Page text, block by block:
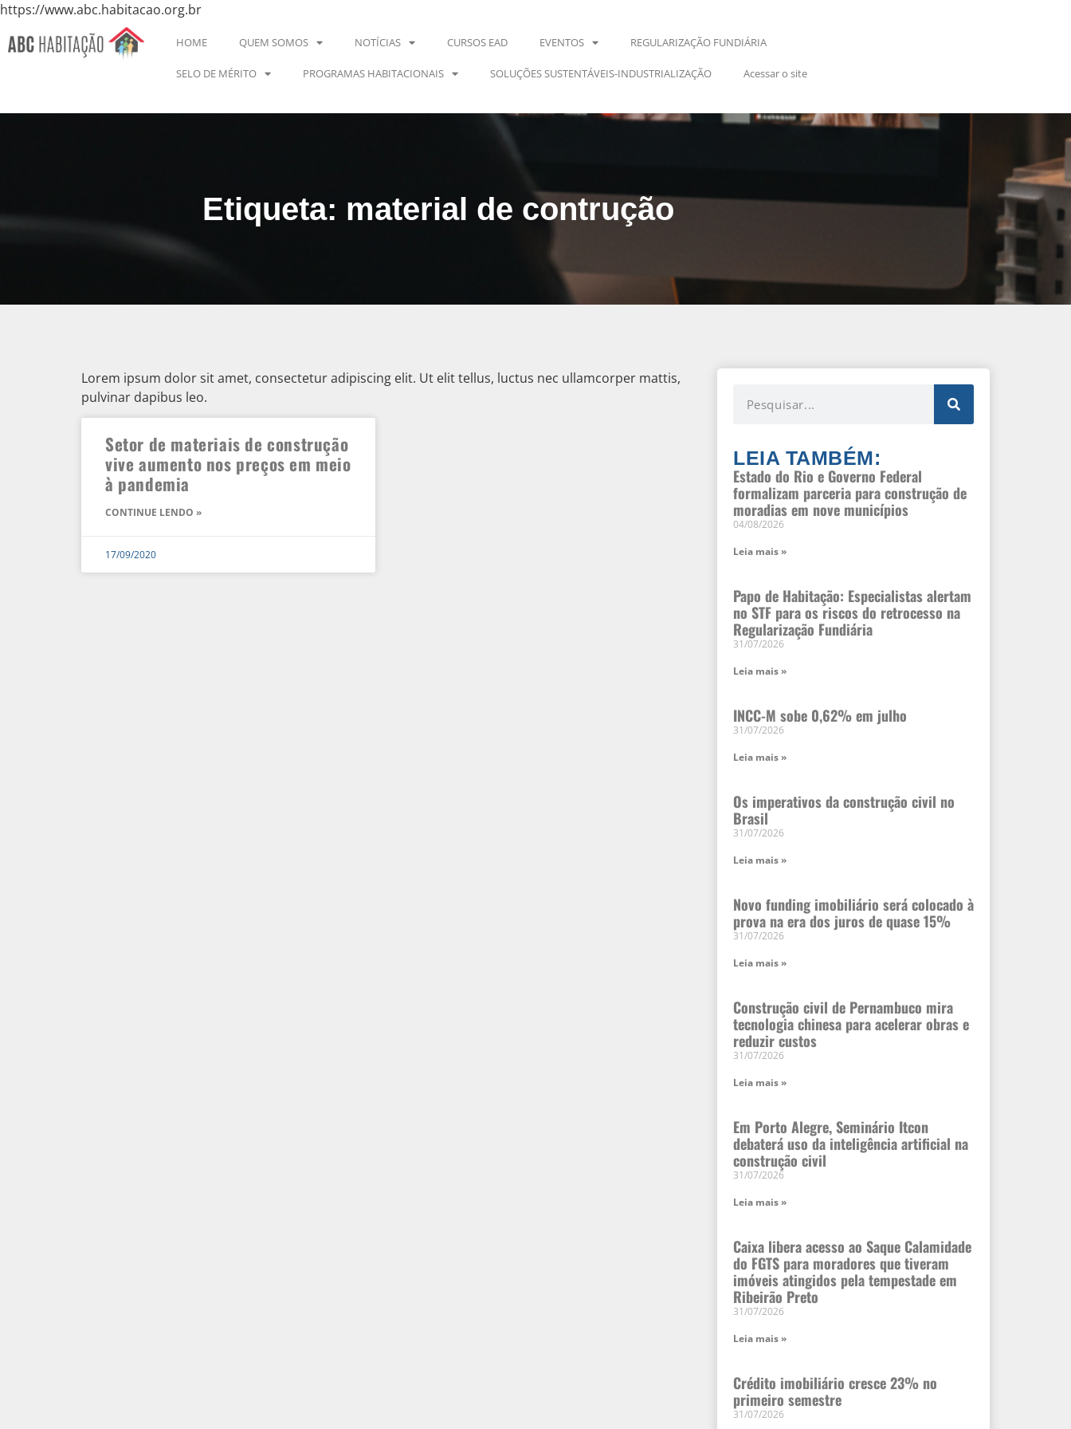
https://www.abc.habitacao.org.br
HOME QUEM SOMOS NOTÍCIAS CURSOS EAD EVENTOS REGULARIZAÇÃO FUNDIÁRIA
SELO DE MÉRITO PROGRAMAS HABITACIONAIS SOLUÇÕES SUSTENTÁVEIS-INDUSTRIALIZAÇÃO Acessar o site
Etiqueta: material de contrução
Lorem ipsum dolor sit amet, consectetur adipiscing elit. Ut elit tellus, luctus nec ullamcorper mattis,
pulvinar dapibus leo.
Setor de materiais de construção
vive aumento nos preços em meio
à pandemia
CONTINUE LENDO »
17/09/2020
LEIA TAMBÉM:
Estado do Rio e Governo Federal
formalizam parceria para construção de
moradias em nove municípios
04/08/2026
Leia mais »
Papo de Habitação: Especialistas alertam
no STF para os riscos do retrocesso na
Regularização Fundiária
31/07/2026
Leia mais »
INCC-M sobe 0,62% em julho
31/07/2026
Leia mais »
Os imperativos da construção civil no
Brasil
31/07/2026
Leia mais »
Novo funding imobiliário será colocado à
prova na era dos juros de quase 15%
31/07/2026
Leia mais »
Construção civil de Pernambuco mira
tecnologia chinesa para acelerar obras e
reduzir custos
31/07/2026
Leia mais »
Em Porto Alegre, Seminário Itcon
debaterá uso da inteligência artificial na
construção civil
31/07/2026
Leia mais »
Caixa libera acesso ao Saque Calamidade
do FGTS para moradores que tiveram
imóveis atingidos pela tempestade em
Ribeirão Preto
31/07/2026
Leia mais »
Crédito imobiliário cresce 23% no
primeiro semestre
31/07/2026